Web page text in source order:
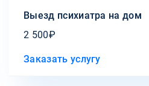
Выезд психиатра на дом
2 500₽
Заказать услугу